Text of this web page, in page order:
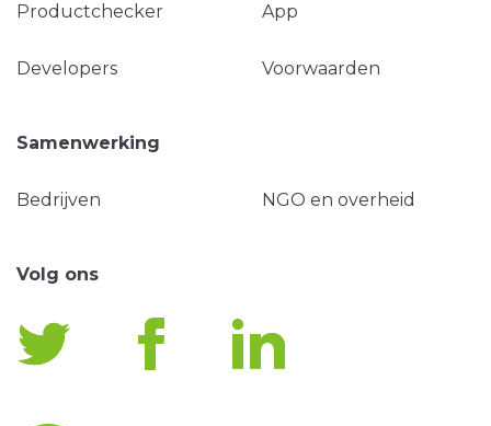
Productchecker App
Developers Voorwaarden
Samenwerking
Bedrijven NGO en overheid
Volg ons